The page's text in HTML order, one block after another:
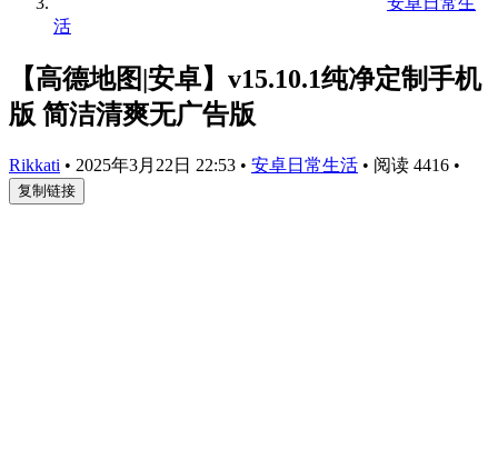
活
【高德地图|安卓】v15.10.1纯净定制手机
版 简洁清爽无广告版
Rikkati • 2025年3月22日 22:53 • 安卓日常生活 • 阅读 4416 •
复制链接